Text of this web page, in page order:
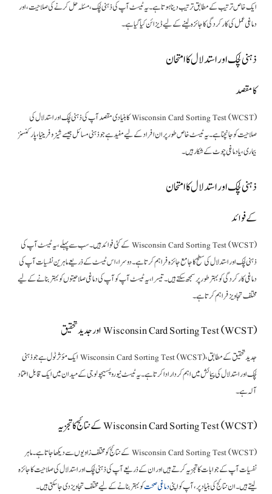
ایک خاص ترتیب کے مطابق ترتیب دینا ہوتا ہے۔ یہ ٹیسٹ آپ کی ذہنی لچک، مسئلہ حل کرنے کی صلاحیت، اور
دماغی عمل کی کارکردگی کا جائزہ لینے کے لیے ڈیزائن کیا گیا ہے۔
ذہنی لچک اور استدلال کا امتحان
کا مقصد
Wisconsin Card Sorting Test (WCST) کا بنیادی مقصد آپ کی ذہنی لچک اور استدلال کی
صلاحیت کو جانچنا ہے۔ یہ ٹیسٹ خاص طور پر ان افراد کے لیے مفید ہے جو ذہنی مسائل جیسے شیزوفرینیا، پارکنسنز
بیماری، یا دماغی چوٹ کے شکار ہیں۔
ذہنی لچک اور استدلال کا امتحان
کے فوائد
Wisconsin Card Sorting Test (WCST) کے کئی فوائد ہیں۔ سب سے پہلے، یہ ٹیسٹ آپ کی
ذہنی لچک اور استدلال کی سطح کا جامع جائزہ فراہم کرتا ہے۔ دوسرا، اس ٹیسٹ کے ذریعے ماہرین نفسیات آپ کی
دماغی کارکردگی کو بہتر طور پر سمجھ سکتے ہیں۔ تیسرا، یہ ٹیسٹ آپ کو آپ کی دماغی صلاحیتوں کو بہتر بنانے کے لیے
مختلف تجاویز فراہم کرتا ہے۔
Wisconsin Card Sorting Test (WCST) اور جدید تحقیق
جدید تحقیق کے مطابق، Wisconsin Card Sorting Test (WCST) ایک مؤثر ٹول ہے جو ذہنی
لچک اور استدلال کی پیمائش میں اہم کردار ادا کرتا ہے۔ یہ ٹیسٹ نیوروپسیچولوجی کے میدان میں ایک قابل اعتماد
آلہ ہے۔
Wisconsin Card Sorting Test (WCST) کے نتائج کا تجزیہ
Wisconsin Card Sorting Test (WCST) کے نتائج کو مختلف زاویوں سے دیکھا جاتا ہے۔ ماہر
نفسیات آپ کے جوابات کا تجزیہ کرتے ہیں اور ان کے ذریعے آپ کی ذہنی لچک اور استدلال کی صلاحیت کا جائزہ
لیتے ہیں۔ ان نتائج کی بنیاد پر، آپ کو اپنیدماغی صحتکو بہتر بنانے کے لیے مختلف تجاویز دی جا سکتی ہیں۔